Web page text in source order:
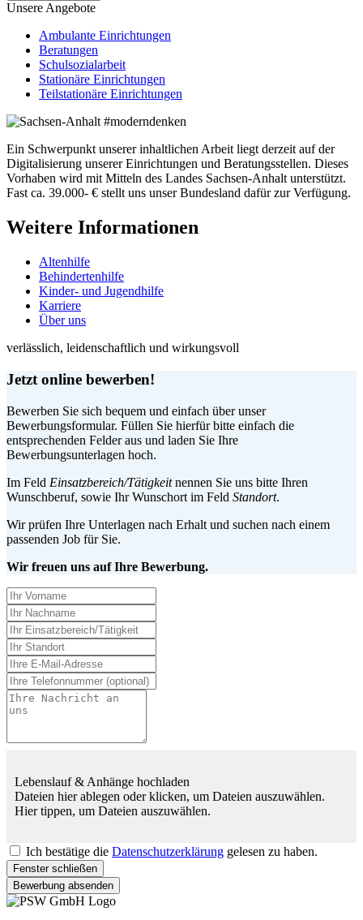
Unsere Angebote
Ambulante Einrichtungen
Beratungen
Schulsozialarbeit
Stationäre Einrichtungen
Teilstationäre Einrichtungen
Ein Schwerpunkt unserer inhaltlichen Arbeit liegt derzeit auf der
Digitalisierung unserer Einrichtungen und Beratungsstellen. Dieses
Vorhaben wird mit Mitteln des Landes Sachsen-Anhalt unterstützt.
Fast ca. 39.000- € stellt uns unser Bundesland dafür zur Verfügung.
Weitere Informationen
Altenhilfe
Behindertenhilfe
Kinder- und Jugendhilfe
Karriere
Über uns
verlässlich, leidenschaftlich und wirkungsvoll
Jetzt online bewerben!
Bewerben Sie sich bequem und einfach über unser
Bewerbungsformular. Füllen Sie hierfür bitte einfach die
entsprechenden Felder aus und laden Sie Ihre
Bewerbungsunterlagen hoch.
Im Feld Einsatzbereich/Tätigkeitnennen Sie uns bitte Ihren
Wunschberuf, sowie Ihr Wunschort im Feld Standort.
Wir prüfen Ihre Unterlagen nach Erhalt und suchen nach einem
passenden Job für Sie.
Wir freuen uns auf Ihre Bewerbung.
Lebenslauf & Anhänge hochladen
Dateien hier ablegen oder klicken, um Dateien auszuwählen.
Hier tippen, um Dateien auszuwählen.
Ich bestätige die Datenschutzerklärung gelesen zu haben.
Fenster schließen
Bewerbung absenden